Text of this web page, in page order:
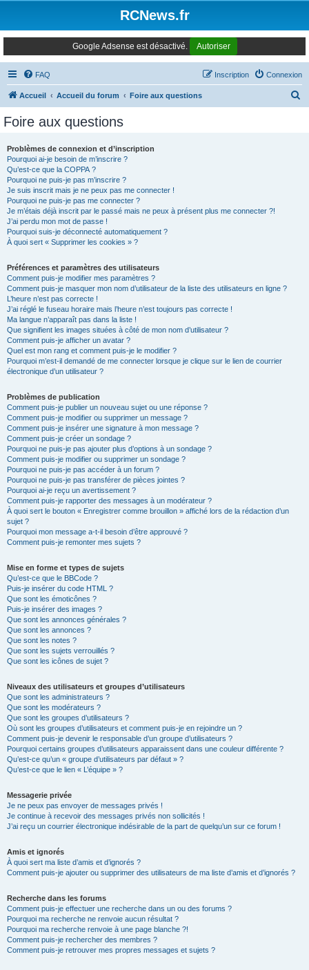
RCNews.fr
Google Adsense est désactivé. Autoriser
FAQ Connexion
Inscription
Accueil Accueil du forum Foire aux questions
Foire aux questions
Problèmes de connexion et d’inscription
Pourquoi ai-je besoin de m’inscrire ?
Qu’est-ce que la COPPA ?
Pourquoi ne puis-je pas m’inscrire ?
Je suis inscrit mais je ne peux pas me connecter !
Pourquoi ne puis-je pas me connecter ?
Je m’étais déjà inscrit par le passé mais ne peux à présent plus me connecter ?!
J’ai perdu mon mot de passe !
Pourquoi suis-je déconnecté automatiquement ?
À quoi sert « Supprimer les cookies » ?
Préférences et paramètres des utilisateurs
Comment puis-je modifier mes paramètres ?
Comment puis-je masquer mon nom d’utilisateur de la liste des utilisateurs en ligne ?
L’heure n’est pas correcte !
J’ai réglé le fuseau horaire mais l’heure n’est toujours pas correcte !
Ma langue n’apparaît pas dans la liste !
Que signifient les images situées à côté de mon nom d’utilisateur ?
Comment puis-je afficher un avatar ?
Quel est mon rang et comment puis-je le modifier ?
Pourquoi m’est-il demandé de me connecter lorsque je clique sur le lien de courrier
électronique d’un utilisateur ?
Problèmes de publication
Comment puis-je publier un nouveau sujet ou une réponse ?
Comment puis-je modifier ou supprimer un message ?
Comment puis-je insérer une signature à mon message ?
Comment puis-je créer un sondage ?
Pourquoi ne puis-je pas ajouter plus d’options à un sondage ?
Comment puis-je modifier ou supprimer un sondage ?
Pourquoi ne puis-je pas accéder à un forum ?
Pourquoi ne puis-je pas transférer de pièces jointes ?
Pourquoi ai-je reçu un avertissement ?
Comment puis-je rapporter des messages à un modérateur ?
À quoi sert le bouton « Enregistrer comme brouillon » affiché lors de la rédaction d’un
sujet ?
Pourquoi mon message a-t-il besoin d’être approuvé ?
Comment puis-je remonter mes sujets ?
Mise en forme et types de sujets
Qu’est-ce que le BBCode ?
Puis-je insérer du code HTML ?
Que sont les émoticônes ?
Puis-je insérer des images ?
Que sont les annonces générales ?
Que sont les annonces ?
Que sont les notes ?
Que sont les sujets verrouillés ?
Que sont les icônes de sujet ?
Niveaux des utilisateurs et groupes d’utilisateurs
Que sont les administrateurs ?
Que sont les modérateurs ?
Que sont les groupes d’utilisateurs ?
Où sont les groupes d’utilisateurs et comment puis-je en rejoindre un ?
Comment puis-je devenir le responsable d’un groupe d’utilisateurs ?
Pourquoi certains groupes d’utilisateurs apparaissent dans une couleur différente ?
Qu’est-ce qu’un « groupe d’utilisateurs par défaut » ?
Qu’est-ce que le lien « L’équipe » ?
Messagerie privée
Je ne peux pas envoyer de messages privés !
Je continue à recevoir des messages privés non sollicités !
J’ai reçu un courrier électronique indésirable de la part de quelqu’un sur ce forum !
Amis et ignorés
À quoi sert ma liste d’amis et d’ignorés ?
Comment puis-je ajouter ou supprimer des utilisateurs de ma liste d’amis et d’ignorés ?
Recherche dans les forums
Comment puis-je effectuer une recherche dans un ou des forums ?
Pourquoi ma recherche ne renvoie aucun résultat ?
Pourquoi ma recherche renvoie à une page blanche ?!
Comment puis-je rechercher des membres ?
Comment puis-je retrouver mes propres messages et sujets ?
Panneau de gestion des cookies